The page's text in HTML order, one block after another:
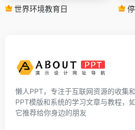
世界环境教育日
懒人PPT，专注于互联网资源的收集
PPT模版和系统的学习文章与教程，
它推荐给你身边的朋友